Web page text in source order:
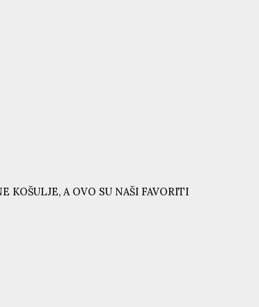
KOŠULJE, A OVO SU NAŠI FAVORITI